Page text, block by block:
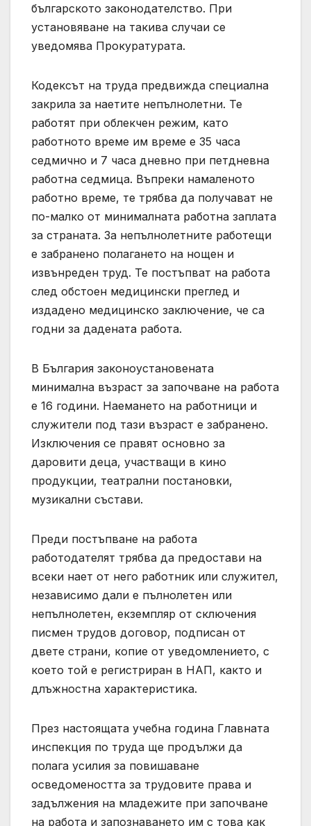
българското законодателство. При
установяване на такива случаи се
уведомява Прокуратурата.
Кодексът на труда предвижда специална
закрила за наетите непълнолетни. Те
работят при облекчен режим, като
работното време им време е 35 часа
седмично и 7 часа дневно при петдневна
работна седмица. Въпреки намаленото
работно време, те трябва да получават не
по-малко от минималната работна заплата
за страната. За непълнолетните работещи
е забранено полагането на нощен и
извънреден труд. Те постъпват на работа
след обстоен медицински преглед и
издадено медицинско заключение, че са
годни за дадената работа.
В България законоустановената
минимална възраст за започване на работа
е 16 години. Наемането на работници и
служители под тази възраст е забранено.
Изключения се правят основно за
даровити деца, участващи в кино
продукции, театрални постановки,
музикални състави.
Преди постъпване на работа
работодателят трябва да предостави на
всеки нает от него работник или служител,
независимо дали е пълнолетен или
непълнолетен, екземпляр от сключения
писмен трудов договор, подписан от
двете страни, копие от уведомлението, с
което той е регистриран в НАП, както и
длъжностна характеристика.
През настоящата учебна година Главната
инспекция по труда ще продължи да
полага усилия за повишаване
осведомеността за трудовите права и
задължения на младежите при започване
на работа и запознаването им с това как